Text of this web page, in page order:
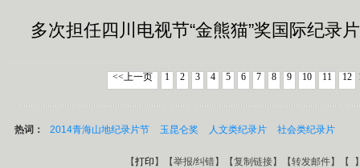
多次担任四川电视节“金熊猫”奖国际纪录
<<上一页 1 2 3 4 5 6 7 8 9 10 11 12
热词： 2014青海山地纪录片节 玉昆仑奖 人文类纪录片 社会类纪录片
【打印 】【举报/纠错】【复制链接】【转发邮件】【